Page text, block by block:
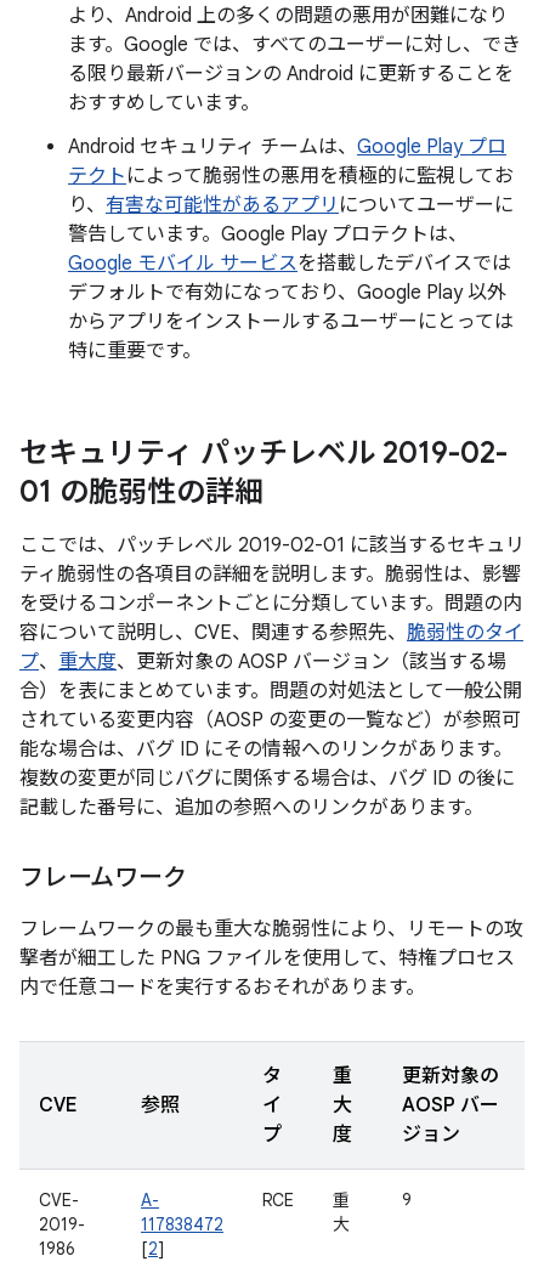
より、Android 上の多くの問題の悪用が困難になり
ます。Google では、すべてのユーザーに対し、でき
る限り最新バージョンの Android に更新することを
おすすめしています。
Android セキュリティ チームは、 Google Play プロ
テクト によって脆弱性の悪用を積極的に監視してお
り、 有害な可能性があるアプリ についてユーザーに
警告しています。Google Play プロテクトは、
Google モバイル サービスを搭載したデバイスでは
デフォルトで有効になっており、Google Play 以外
からアプリをインストールするユーザーにとっては
特に重要です。
セキュリティ パッチレベル 2019-02-
01 の脆弱性の詳細
ここでは、パッチレベル 2019-02-01 に該当するセキュリ
ティ脆弱性の各項目の詳細を説明します。脆弱性は、影響
を受けるコンポーネントごとに分類しています。問題の内
容について説明し、CVE、関連する参照先、 脆弱性のタイ
プ、 重大度、更新対象の AOSP バージョン（該当する場
合）を表にまとめています。問題の対処法として一般公開
されている変更内容（AOSP の変更の一覧など）が参照可
能な場合は、バグ ID にその情報へのリンクがあります。
複数の変更が同じバグに関係する場合は、バグ ID の後に
記載した番号に、追加の参照へのリンクがあります。
フレームワーク
フレームワークの最も重大な脆弱性により、リモートの攻
撃者が細工した PNG ファイルを使用して、特権プロセス
内で任意コードを実行するおそれがあります。
CVE 参照
タ
イ
プ
重
大
度
更新対象の
AOSP バー
ジョン
CVE-
2019-
1986
A-
117838472
[2]
RCE
重
大
9